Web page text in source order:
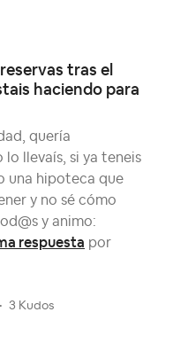
tras el
haciendo para
quería
llevaís, si ya teneis
una hipoteca que
y no sé cómo
y animo:
respuesta por
3 Kudos